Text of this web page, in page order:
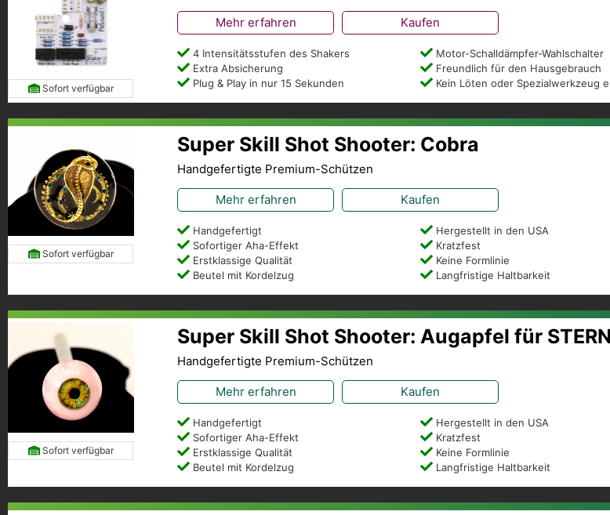
Sofort verfügbar
Mehr erfahren Kaufen
4 Intensitätsstufen des Shakers
Motor-Schalldämpfer-Wahlschalter
Extra Absicherung
Freundlich für den Hausgebrauch
Plug & Play in nur 15 Sekunden
Kein Löten oder Spezialwerkzeug
Sofort verfügbar
Super Skill Shot Shooter: Cobra
Handgefertigte Premium-Schützen
Mehr erfahren Kaufen
Handgefertigt
Hergestellt in den USA
Sofortiger Aha-Effekt
Kratzfest
Erstklassige Qualität
Keine Formlinie
Beutel mit Kordelzug
Langfristige Haltbarkeit
Sofort verfügbar
Super Skill Shot Shooter: Augapfel für STERN
Handgefertigte Premium-Schützen
Mehr erfahren Kaufen
Handgefertigt
Hergestellt in den USA
Sofortiger Aha-Effekt
Kratzfest
Erstklassige Qualität
Keine Formlinie
Beutel mit Kordelzug
Langfristige Haltbarkeit